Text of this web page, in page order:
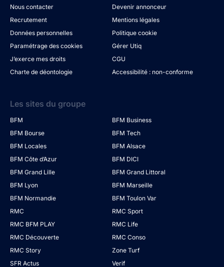
Nous contacter
Devenir annonceur
Recrutement
Mentions légales
Données personnelles
Politique cookie
Paramétrage des cookies
Gérer Utiq
J’exerce mes droits
CGU
Charte de déontologie
Accessibilité : non-conforme
Les sites du groupe
BFM
BFM Business
BFM Bourse
BFM Tech
BFM Locales
BFM Alsace
BFM Côte d’Azur
BFM DICI
BFM Grand Lille
BFM Grand Littoral
BFM Lyon
BFM Marseille
BFM Normandie
BFM Toulon Var
RMC
RMC Sport
RMC BFM PLAY
RMC Life
RMC Découverte
RMC Conso
RMC Story
Zone Turf
SFR Actus
Verif